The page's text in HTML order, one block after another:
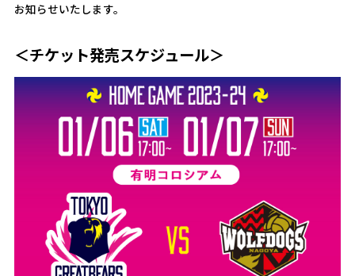
お知らせいたします。
＜チケット発売スケジュール＞